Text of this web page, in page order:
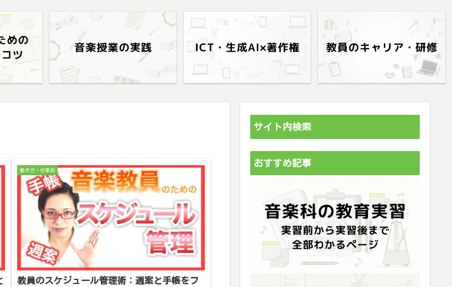
働き方・仕事術
教員のスケジュール管理術：週案と手帳をフ
サイト内検索
おすすめ記事